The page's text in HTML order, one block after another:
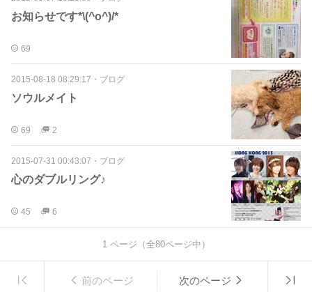
お知らせです*\(^o^)/*
69
2015-08-18 08:29:17 ・ ブログ
ソウルメイト
69 2
2015-07-31 00:43:07 ・ ブログ
心のダブルリング♪
45 6
1ページ（全80ページ中）
前のページ 次のページ